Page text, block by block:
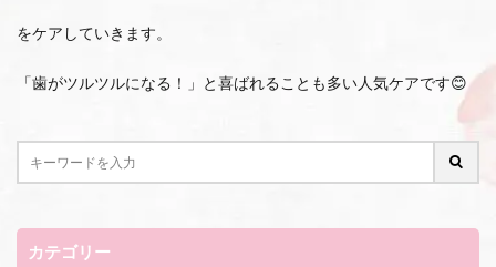
をケアしていきます。
「歯がツルツルになる！」と喜ばれることも多い人気ケアです😊
カテゴリー